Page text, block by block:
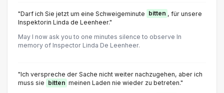
"Darf ich Sie jetzt um eine Schweigeminute bitten , für unsere
Inspektorin Linda de Leenheer."
May I now ask you to one minutes silence to observe In
memory of Inspector Linda De Leenheer.
"Ich verspreche der Sache nicht weiter nachzugehen, aber ich
muss sie bitten meinen Laden nie wieder zu betreten."